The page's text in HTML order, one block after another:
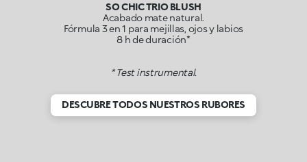
SO CHIC TRIO BLUSH
Acabado mate natural.
Fórmula 3 en 1 para mejillas, ojos y labios
8 h de duración*
* Test instrumental.
DESCUBRE TODOS NUESTROS RUBORES